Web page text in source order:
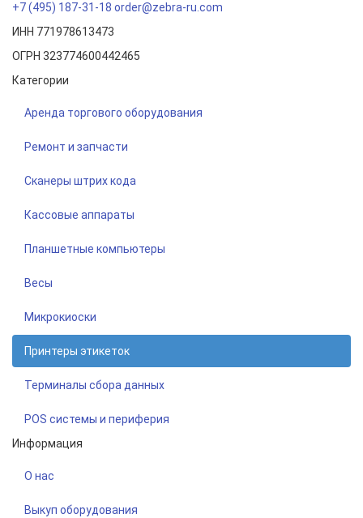
+7 (495) 187-31-18 order@zebra-ru.com
ИНН 771978613473
ОГРН 323774600442465
Категории
Аренда торгового оборудования
Ремонт и запчасти
Сканеры штрих кода
Кассовые аппараты
Планшетные компьютеры
Весы
Микрокиоски
Принтеры этикеток
Терминалы сбора данных
POS системы и периферия
Информация
О нас
Выкуп оборудования